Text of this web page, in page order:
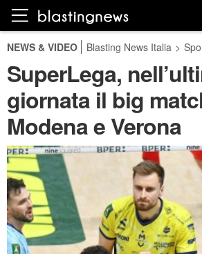
NEWS & VIDEO Blasting News Italia >
SuperLega,
giornata il big
Modena e Verona